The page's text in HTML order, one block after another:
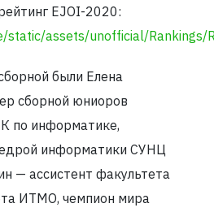
EJOI-2020:
static/assets/unofficial/Rankings/
были Елена
сборной юниоров
по информатике,
информатики СУНЦ
— ассистент факультета
ИТМО, чемпион мира